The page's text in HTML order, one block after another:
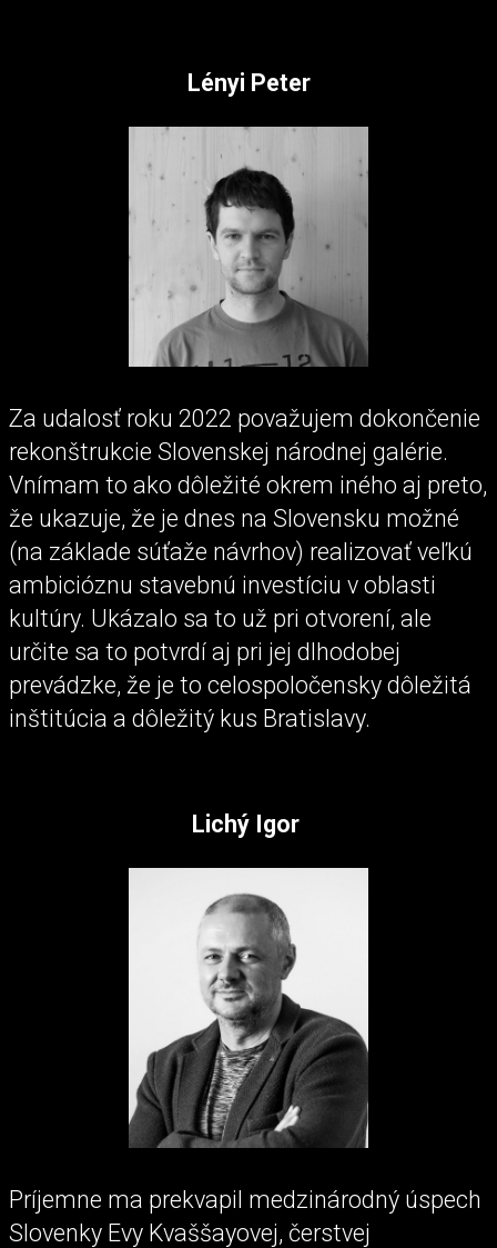
Lényi Peter
Za udalosť roku 2022 považujem dokončenie
rekonštrukcie Slovenskej národnej galérie.
Vnímam to ako dôležité okrem iného aj preto,
že ukazuje, že je dnes na Slovensku možné
(na základe súťaže návrhov) realizovať veľkú
ambicióznu stavebnú investíciu v oblasti
kultúry. Ukázalo sa to už pri otvorení, ale
určite sa to potvrdí aj pri jej dlhodobej
prevádzke, že je to celospoločensky dôležitá
inštitúcia a dôležitý kus Bratislavy.
Lichý Igor
Príjemne ma prekvapil medzinárodný úspech
Slovenky Evy Kvaššayovej, čerstvej